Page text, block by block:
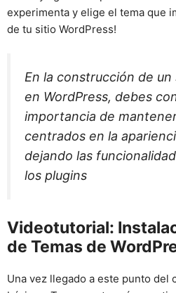
experimenta y elige el tema que
de tu sitio WordPress!
En la construcción de
en WordPress, debes
importancia de
centrados en la
dejando las
los plugins
Videotutorial:
de Temas de
Una vez llegado a este punto del